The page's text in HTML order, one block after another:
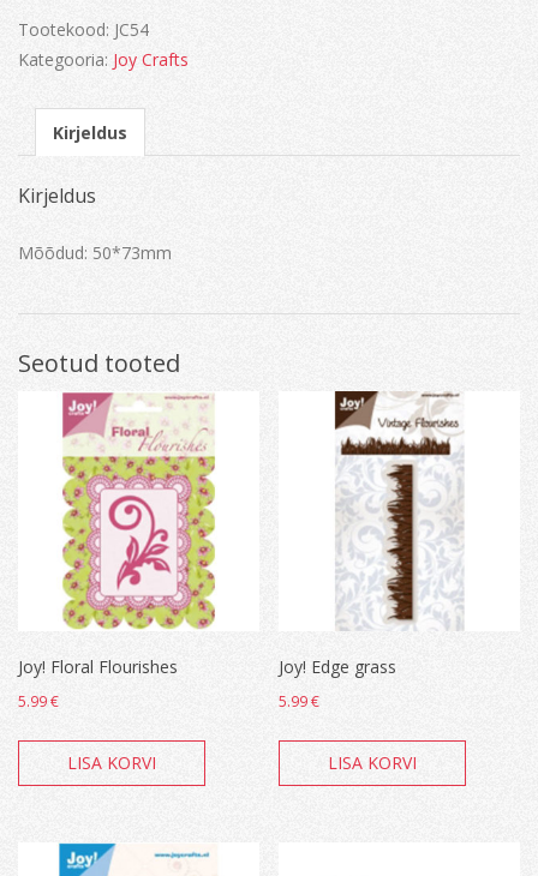
Tootekood: JC54
Kategooria: Joy Crafts
Kirjeldus
Kirjeldus
Mõõdud: 50*73mm
Seotud tooted
Joy! Floral Flourishes
5.99€
LISA KORVI
Joy! Edge grass
5.99€
LISA KORVI